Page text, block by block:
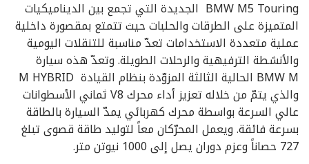
BMW M5 Touring الجديدة التي تجمع بين الديناميكيات
المتميزة على الطرقات والحلبات حيث تتمتع بمقصورة داخلية
عملية متعددة الاستخدامات تعدّ مناسبة للتنقلات اليومية
والأنشطة الترفيهية والرحلات الطويلة. وتعدّ هذه سيارة
BMW M الحالية الثالثة المزوّدة بنظام القيادة M HYBRID
والذي يتمّ من خلاله تعزيز أداء محرك V8 ثماني الأسطوانات
عالي السرعة بواسطة محرك كهربائي يمدّ السيارة بالطاقة
بسرعة فائقة. ويعمل المحرّكان معاً لتوليد طاقة قصوى تبلغ
727 حصاناً وعزم دوران يصل إلى 1000 نيوتن متر.